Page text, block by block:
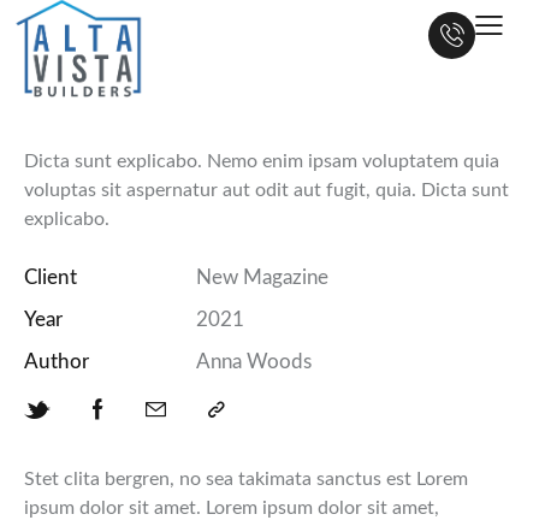
Stet clita bergren, no sea takimata sanctus est Lorem
ipsum dolor sit amet. Lorem ipsum dolor sit amet,
Dicta sunt explicabo. Nemo enim ipsam voluptatem quia
voluptas sit aspernatur aut odit aut fugit, quia. Dicta sunt
explicabo.
Client New Magazine
Year 2021
Author Anna Woods